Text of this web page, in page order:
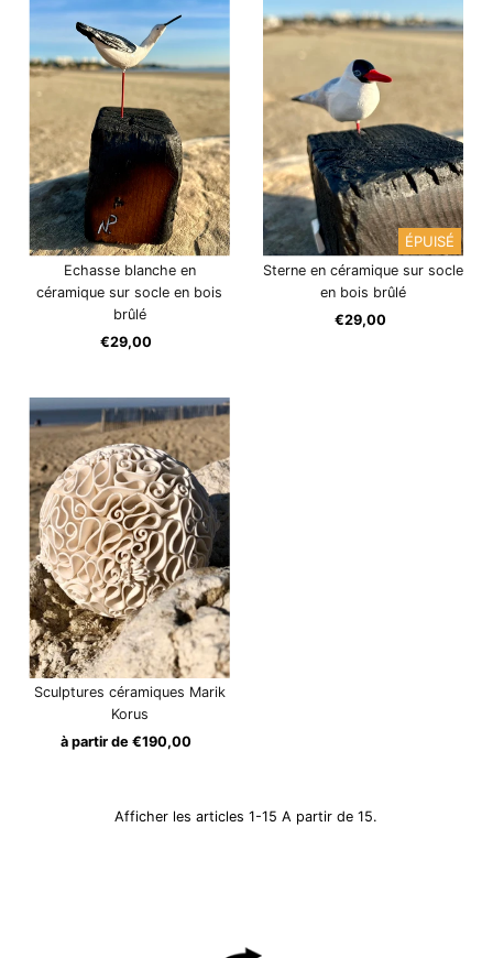
Echasse blanche en
céramique sur socle en bois
brûlé
Prix
€29,00
ÉPUISÉ
Sterne en céramique sur socle
en bois brûlé
Prix
€29,00
Sculptures céramiques Marik
Korus
Prix
à partir de €190,00
Afficher les articles 1-15 A partir de 15.